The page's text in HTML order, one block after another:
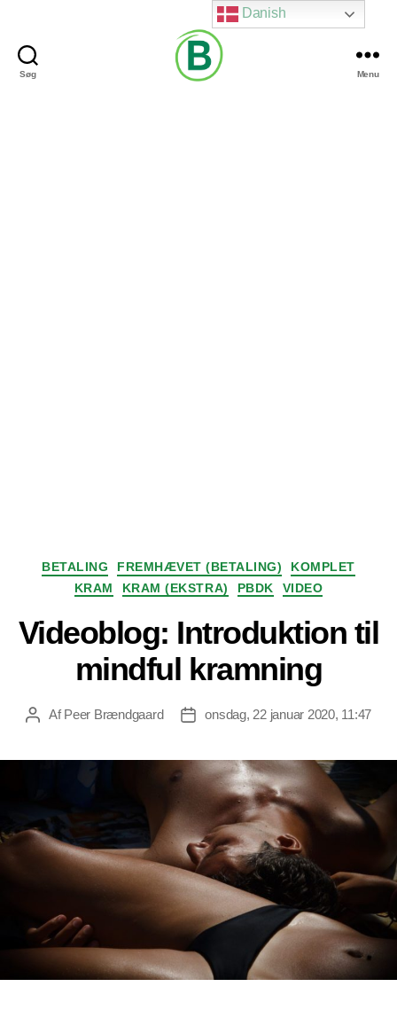
Søg Menu
Kategorier
BETALING FREMHÆVET (BETALING)
KOMPLET
KRAM
KRAM (EKSTRA) PBDK VIDEO
Videoblog: Introduktion til
mindful kramning
Indlægsforfatter
AfPeer Brændgaard Indlægsdato
onsdag, 22 januar 2020, 11:47
Danish